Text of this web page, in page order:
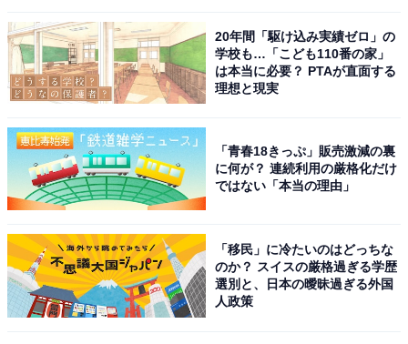
【今日チェックしたい】ハイセンスの人気商品5選
ハイセンス「HW-K55L」
20年間「駆け込み実績ゼロ」の
学校も…「こども110番の家」
は本当に必要？ PTAが直面する
理想と現実
「青春18きっぷ」販売激減の裏
に何が？ 連続利用の厳格化だけ
ではない「本当の理由」
「移民」に冷たいのはどっちな
のか？ スイスの厳格過ぎる学歴
選別と、日本の曖昧過ぎる外国
人政策